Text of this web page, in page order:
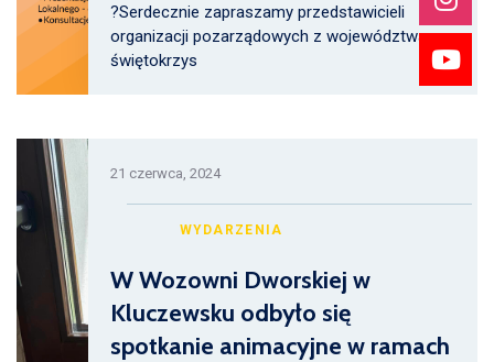
?Serdecznie zapraszamy przedstawicieli
organizacji pozarządowych z województwa
świętokrzys
21 czerwca, 2024
WYDARZENIA
W Wozowni Dworskiej w
Kluczewsku odbyło się
spotkanie animacyjne w ramach